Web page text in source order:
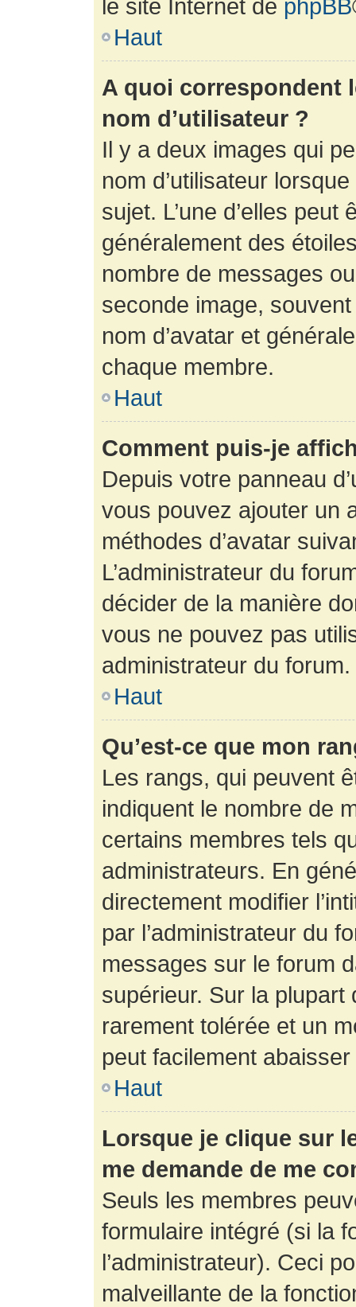
le site Internet de phpBB
Haut
A quoi correspondent
nom d’utilisateur ?
Il y a deux images qui
nom d’utilisateur
sujet. L’une d’elles
généralement des
nombre de messages
seconde image,
nom d’avatar et
chaque membre.
Haut
Comment puis-je
Depuis votre panneau
vous pouvez ajouter un
méthodes d’avatar
L’administrateur du
décider de la manière
vous ne pouvez pas
administrateur du forum.
Haut
Qu’est-ce que mon
Les rangs, qui peuvent
indiquent le nombre de
certains membres tels
administrateurs. En
directement modifier
par l’administrateur du
messages sur le forum
supérieur. Sur la
rarement tolérée et un
peut facilement
Haut
Lorsque je clique sur
me demande de me
Seuls les membres
formulaire intégré (si la
l’administrateur). Ceci
malveillante de la